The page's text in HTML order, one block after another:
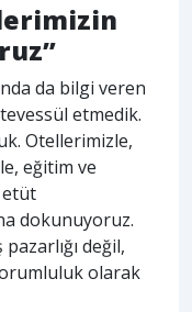
da bilgi veren
etmedik.
Otellerimizle,
eğitim ve
etüt
dokunuyoruz.
değil,
olarak